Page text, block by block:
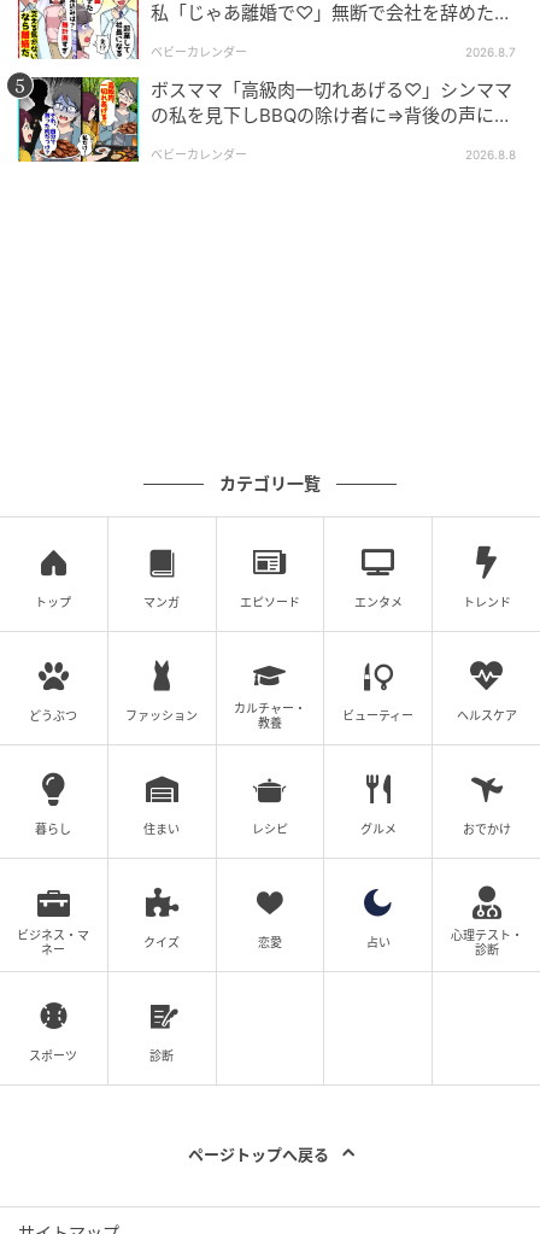
出典andpremium.jp
私「じゃあ離婚で♡」無断で会社を辞めた元
ベビーカレンダー 2026.8.7
ボスママ「高級肉一切れあげる♡」シンママ
の私を見下しBBQの除け者に⇒背後の声に突
ベビーカレンダー 2026.8.8
カテゴリ一覧
トップ マンガ エピソード エンタメ トレンド
どうぶつ ファッション
カルチャー・
教養
ビューティー ヘルスケア
暮らし 住まい レシピ グルメ おでかけ
ビジネス・マ
ネー
クイズ 恋愛 占い
心理テスト・
診断
スポーツ 診断
ページトップへ戻る